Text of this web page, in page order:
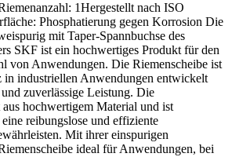
1Hergestellt nach ISO
Phosphatierung gegen Korrosion Die
mit Taper-Spannbuchse des
SKF ist ein hochwertiges Produkt für den
von Anwendungen. Die Riemenscheibe ist
in industriellen Anwendungen entwickelt
zuverlässige Leistung. Die
aus hochwertigem Material und ist
reibungslose und effiziente
Mit ihrer einspurigen
ideal für Anwendungen, bei